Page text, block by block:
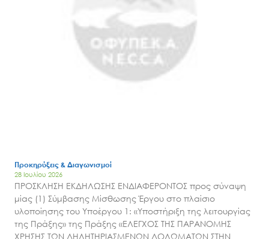
Επικοινωνία
Προκηρύξεις & Διαγωνισμοί
28 Ιουλίου 2026
ΠΡΟΣΚΛΗΣΗ ΕΚΔΗΛΩΣΗΣ ΕΝΔΙΑΦΕΡΟΝΤΟΣ προς σύναψη
μίας (1) Σύμβασης Μίσθωσης Έργου στο πλαίσιο
υλοποίησης του Υποέργου 1: «Υποστήριξη της λειτουργίας
της Πράξης» της Πράξης «ΕΛΕΓΧΟΣ ΤΗΣ ΠΑΡΑΝΟΜΗΣ
ΧΡΗΣΗΣ ΤΩΝ ΔΗΛΗΤΗΡΙΑΣΜΕΝΩΝ ΔΟΛΩΜΑΤΩΝ ΣΤΗΝ